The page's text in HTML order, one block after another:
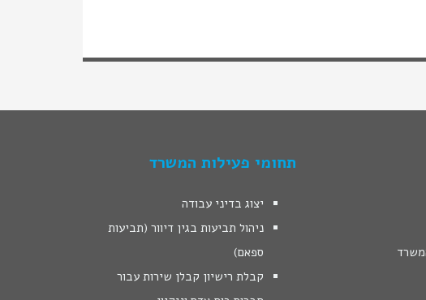
תחומי פעילות המשרד
יצוג בדיני עבודה
ניהול תביעות בגין דיוור (תביעות
ספאם)
קבלת רישיון קבלן שירות עבור